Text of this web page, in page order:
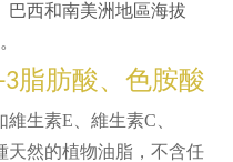
巴西和南美洲地區海拔
3脂肪酸、 色胺酸
維生素E 、維生素C
天然的植物油脂，不含任